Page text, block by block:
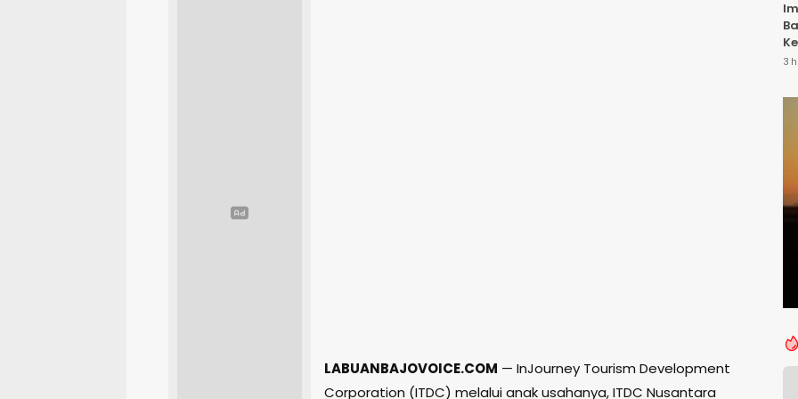
LABUANBAJOVOICE.COM — InJourney Tourism Development
Corporation (ITDC) melalui anak usahanya, ITDC Nusantara
3